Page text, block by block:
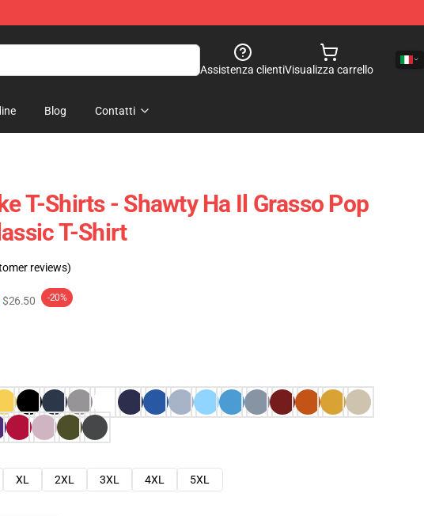
Assistenza clientiVisualizza carrello
Blog Contatti
T-Shirts - Shawty Ha Il Grasso Pop
T-Shirt
reviews)
$26.50 -20%
XL 2XL 3XL 4XL
5XL